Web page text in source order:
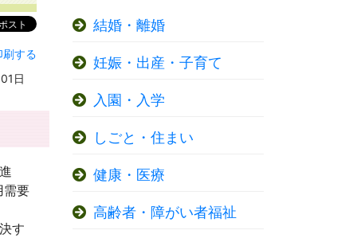
する
日
需要
す
結婚・離婚
妊娠・出産・子育て
入園・入学
しごと・住まい
健康・医療
高齢者・障がい者福祉